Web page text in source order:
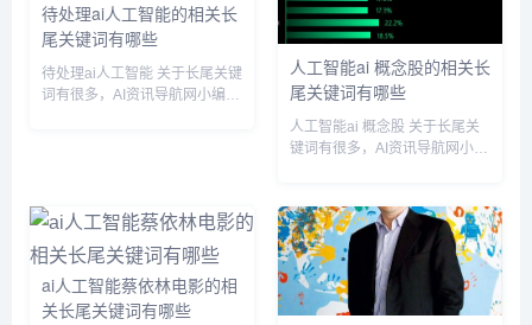
待处理ai人工智能的相关长
尾关键词有哪些
待处理ai人工智能 关于长尾关键
词有很多，AI资讯导航网小编为
人工智能ai 概念股的相关长
尾关键词有哪些
人工智能ai 概念股 关于长尾关
键词有很多，AI资讯导航网小编
词。 人工智能ai 概念股相关长
尾关键词有以下这些： 人工智
能ai概念股,...
ai人工智能蔡依林电影的相
关长尾关键词有哪些